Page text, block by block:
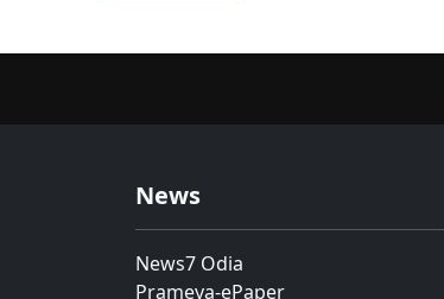
News
News7 Odia
Prameya-ePaper